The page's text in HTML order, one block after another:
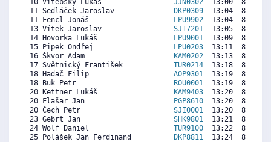
10 Vitebský Lukáš JJN0302
13:00  8378
11 Sedláček Jaroslav
DKP0309
13:04  8332
11 Fencl Jonáš
LPU9902
13:04  8332
13 Vítek Jaroslav SJI7201
13:05  8321
14 Hovorka Lukáš
LPU9001
13:09  8275
15 Pipek Ondřej
LPU0203
13:11  8252
16 Škvor Adam
KAM0202
13:13  8229
17 Světnický František TUR0214
13:18  8172
18 Hadač Filip AOP9301
13:19  8161
18 Buk Petr
ROU0001
13:19  8161
20 Kettner Lukáš
KAM9403
13:20  8149
20 Flašar Jan
PGP8610
13:20  8149
20 Čech Petr SJI0001
13:20  8149
23 Gebrt Jan SHK9801
13:21  8138
24 Wolf Daniel TUR9100
13:22  8126
25 Polášek Jan Ferdinand
DKP8811
13:24  8104